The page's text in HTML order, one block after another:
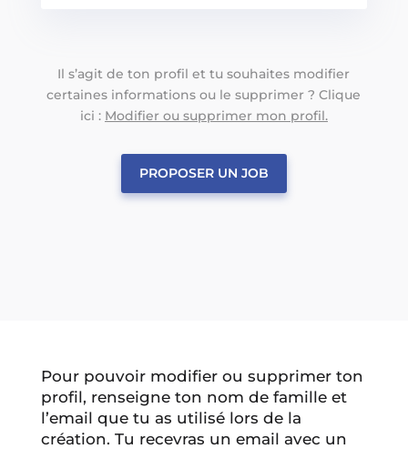
Il s’agit de ton profil et tu souhaites modifier
certaines informations ou le supprimer ? Clique
ici : Modifier ou supprimer mon profil.
PROPOSER UN JOB
Pour pouvoir modifier ou supprimer ton
profil, renseigne ton nom de famille et
l’email que tu as utilisé lors de la
création. Tu recevras un email avec un